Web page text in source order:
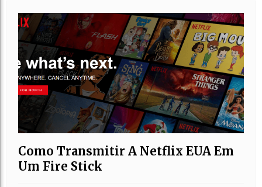
Como Transmitir A Netflix EUA Em
Um Fire Stick